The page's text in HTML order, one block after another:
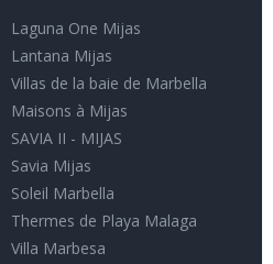
Laguna One Mijas
Lantana Mijas
Villas de la baie de Marbella
Maisons à Mijas
SAVIA II - MIJAS
Savia Mijas
Soleil Marbella
Thermes de Playa Malaga
Villa Marbesa